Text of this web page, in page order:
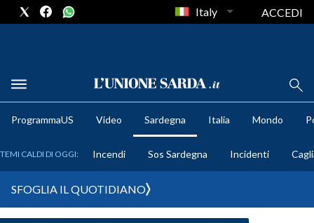
METEO
Italy ACCEDI
ProgrammaUS Video Sardegna Italia Mondo
TEMI CALDI DI OGGI: Incendi Sos Sardegna Incidenti
SFOGLIA IL QUOTIDIANO